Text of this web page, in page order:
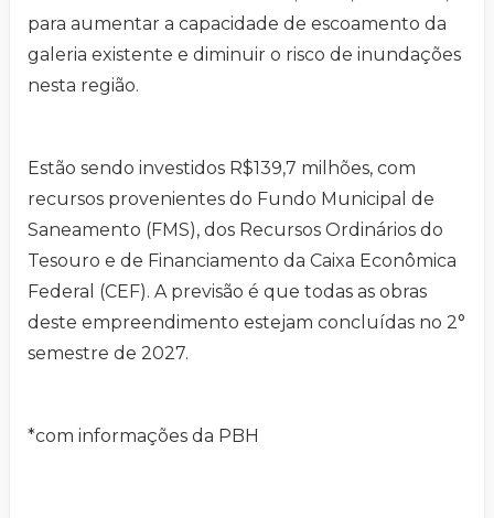
para aumentar a capacidade de escoamento da
galeria existente e diminuir o risco de inundações
nesta região.
Estão sendo investidos R$139,7 milhões, com
recursos provenientes do Fundo Municipal de
Saneamento (FMS), dos Recursos Ordinários do
Tesouro e de Financiamento da Caixa Econômica
Federal (CEF). A previsão é que todas as obras
deste empreendimento estejam concluídas no 2°
semestre de 2027.
*com informações da PBH